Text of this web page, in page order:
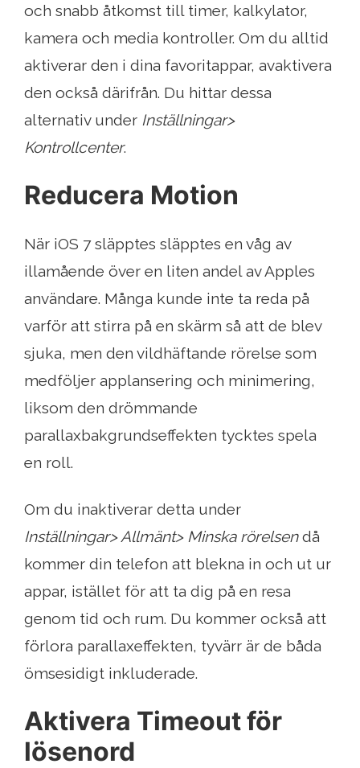
och snabb åtkomst till timer, kalkylator,
kamera och media kontroller. Om du alltid
aktiverar den i dina favoritappar, avaktivera
den också därifrån. Du hittar dessa
alternativ under Inställningar>
Kontrollcenter.
Reducera Motion
När iOS 7 släpptes släpptes en våg av
illamående över en liten andel av Apples
användare. Många kunde inte ta reda på
varför att stirra på en skärm så att de blev
sjuka, men den vildhäftande rörelse som
medföljer applansering och minimering,
liksom den drömmande
parallaxbakgrundseffekten tycktes spela
en roll.
Om du inaktiverar detta under
Inställningar> Allmänt> Minska rörelsendå
kommer din telefon att blekna in och ut ur
appar, istället för att ta dig på en resa
genom tid och rum. Du kommer också att
förlora parallaxeffekten, tyvärr är de båda
ömsesidigt inkluderade.
Aktivera Timeout för
lösenord